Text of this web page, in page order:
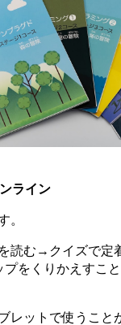
ライン
。
読む→クイズで定
プをくりかえすこ
レットで使うこと